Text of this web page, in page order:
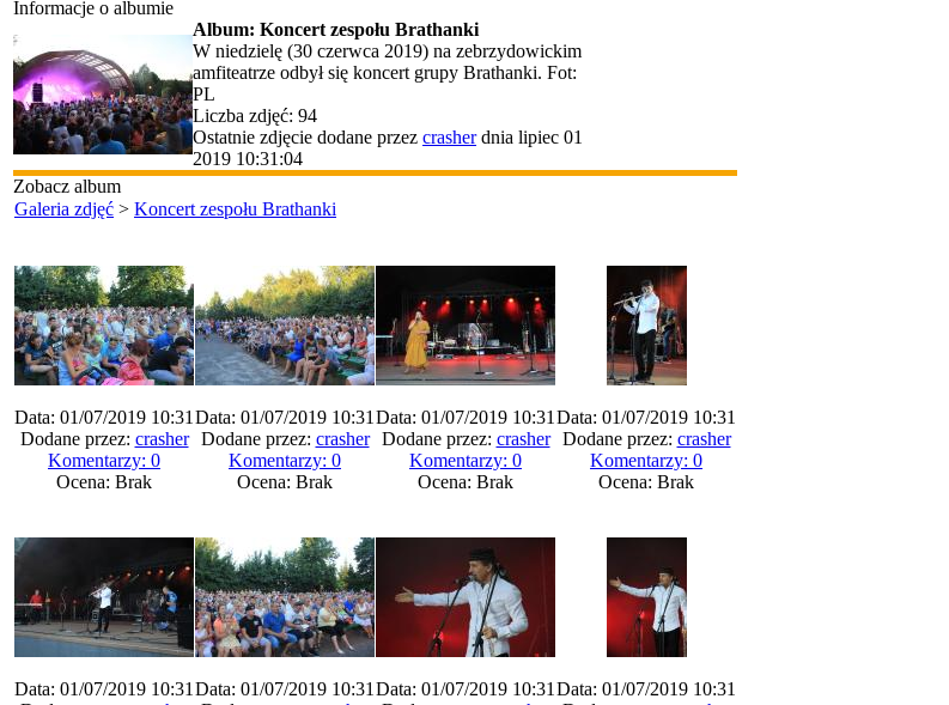
Informacje o albumie
Album: Koncert zespołu Brathanki
W niedzielę (30 czerwca 2019) na zebrzydowickim
amfiteatrze odbył się koncert grupy Brathanki. Fot:
PL
Liczba zdjęć: 94
Ostatnie zdjęcie dodane przez crasherdnia lipiec 01
2019 10:31:04
Zobacz album
Galeria zdjęć > Koncert zespołu Brathanki
Data: 01/07/2019 10:31
Dodane przez: crasher
Komentarzy: 0
Ocena: Brak
Data: 01/07/2019 10:31
Dodane przez: crasher
Komentarzy: 0
Ocena: Brak
Data: 01/07/2019 10:31
Dodane przez: crasher
Komentarzy: 0
Ocena: Brak
Data: 01/07/2019 10:31
Dodane przez: crasher
Komentarzy: 0
Ocena: Brak
Data: 01/07/2019 10:31 Data: 01/07/2019 10:31 Data: 01/07/2019 10:31 Data: 01/07/2019 10:31